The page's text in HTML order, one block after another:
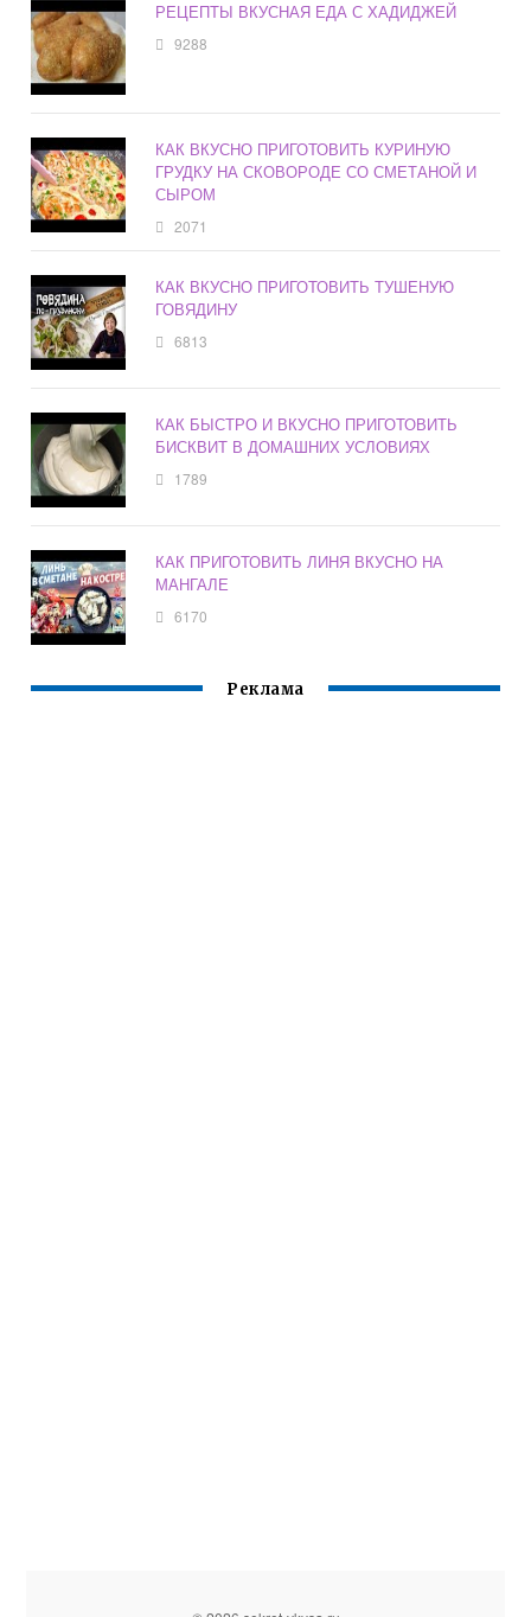
РЕЦЕПТЫ ВКУСНАЯ ЕДА С ХАДИДЖЕЙ
9288
КАК ВКУСНО ПРИГОТОВИТЬ КУРИНУЮ
ГРУДКУ НА СКОВОРОДЕ СО СМЕТАНОЙ И
СЫРОМ
2071
КАК ВКУСНО ПРИГОТОВИТЬ ТУШЕНУЮ
ГОВЯДИНУ
6813
КАК БЫСТРО И ВКУСНО ПРИГОТОВИТЬ
БИСКВИТ В ДОМАШНИХ УСЛОВИЯХ
1789
КАК ПРИГОТОВИТЬ ЛИНЯ ВКУСНО НА
МАНГАЛЕ
6170
Реклама